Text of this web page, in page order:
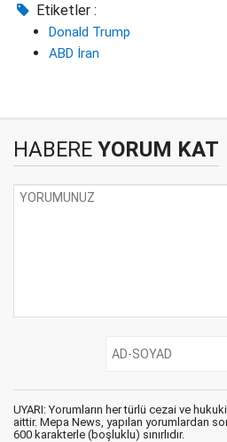
Etiketler :
Donald Trump
ABD İran
HABERE YORUM KAT
UYARI: Yorumların her türlü cezai ve
aittir. Mepa News, yapılan yorumlardan
600 karakterle (boşluklu) sınırlıdır.